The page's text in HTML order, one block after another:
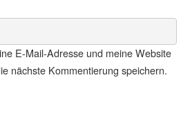
E-Mail-Adresse und meine Website
nächste Kommentierung speichern.